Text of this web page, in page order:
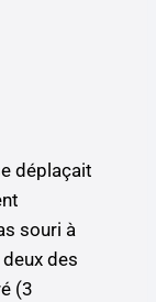
déplaçait
souri à
des
(3